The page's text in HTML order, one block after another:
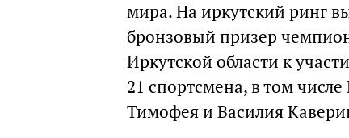
мира. На иркутский ринг
бронзовый призер
Иркутской области к
21 спортсмена, в том
Тимофея и Василия